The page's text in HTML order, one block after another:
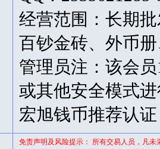
经营范围：长期
百钞金砖、外币
管理员注：该会
或其他安全模式
宏旭钱币推荐认证
免责声明及风险提示： 所有交易人员，凡